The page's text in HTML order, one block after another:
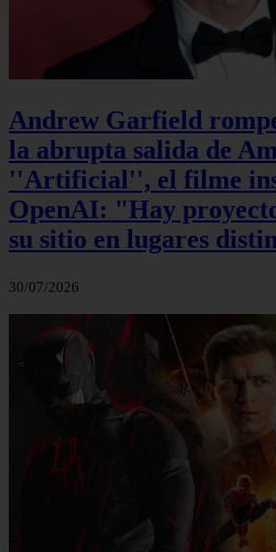
Andrew Garfield
la abrupta salida de
''Artificial'', el filme
OpenAI: "Hay
su sitio en lugares
30/07/2026